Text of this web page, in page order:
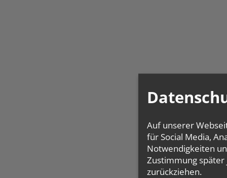
Auf unserer
für Social Media,
Notwendigkeiten
Zustimmung
zurückziehen.